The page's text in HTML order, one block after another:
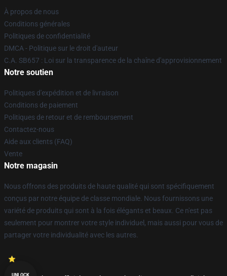
À propos de nous
Conditions générales
Politiques de confidentialité
DMCA - Politique sur le droit d'auteur
C.A. SB657 : Loi sur la transparence de la chaîne d'approvisionnement
Notre soutien
Politiques d'expédition et de livraison
Conditions de paiement
Politiques de retour et de remboursement
Contactez-nous
Aide aux clients (FAQ)
Vente
Notre magasin
Nous offrons des produits de haute qualité qui sont spécifiquement
conçus par notre équipe de classe mondiale. Nous fournissons une
variété de produits qui sont à la fois élégants et beaux. Ce n'est pas
seulement pour montrer votre style individuel, mais aussi pour vous de
partager votre individualité avec les autres.
UNLOCK